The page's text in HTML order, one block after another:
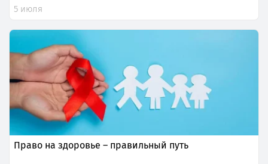
5 июля
Право на здоровье – правильный путь